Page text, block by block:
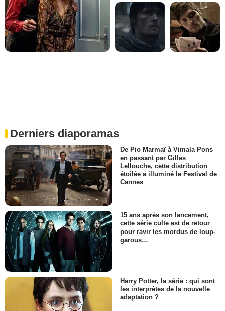
Derniers diaporamas
De Pio Marmaï à Vimala Pons
en passant par Gilles
Lellouche, cette distribution
étoilée a illuminé le Festival de
Cannes
15 ans après son lancement,
cette série culte est de retour
pour ravir les mordus de loup-
garous…
Harry Potter, la série : qui sont
les interprètes de la nouvelle
adaptation ?